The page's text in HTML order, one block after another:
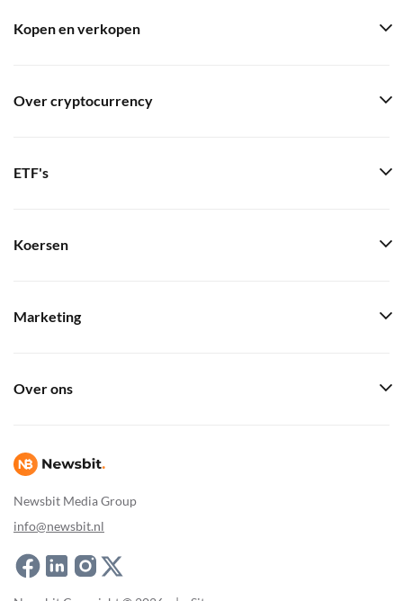
Newsbit Media Group
info@newsbit.nl
Kopen en verkopen
Over cryptocurrency
ETF's
Koersen
Marketing
Over ons